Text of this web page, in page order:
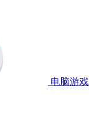
电脑游戏